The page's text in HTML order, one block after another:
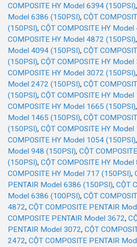
COMPOSITE HY Model 6394 (150PSI),
Model 6386 (150PSI), CỘT
(150PSI), CỘT COMPOSITE HY
COMPOSITE HY Model 4872 (150PSI),
Model 4094 (150PSI), CỘT
(150PSI), CỘT COMPOSITE HY
COMPOSITE HY Model 3072 (150PSI),
Model 2472 (150PSI), CỘT
(150PSI), CỘT COMPOSITE HY
COMPOSITE HY Model 1665 (150PSI),
Model 1465 (150PSI), CỘT
(150PSI), CỘT COMPOSITE HY
COMPOSITE HY Model 1054 (150PSI),
Model 948 (150PSI), CỘT
(150PSI), CỘT COMPOSITE HY
COMPOSITE HY Model 717 (150PSI),
PENTAIR Model 6386 (150PSI), CỘT
Model 6386 (100PSI), CỘT
4872, CỘT COMPOSITE PENTAIR
COMPOSITE PENTAIR Model 3672,
PENTAIR Model 3072, CỘT
2472, CỘT COMPOSITE PENTAIR